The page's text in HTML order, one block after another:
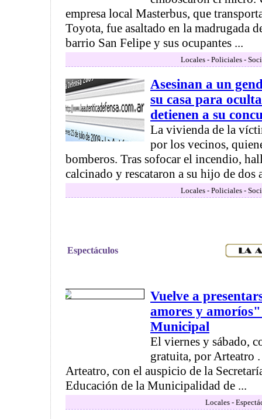
empresa local Masterbus, que
Toyota, fue asaltado en la madrugada
barrio San Felipe y sus ocupantes ...
Locales - Policiales -
Asesinan a un
su casa para
detienen a su
La vivienda de la
por los vecinos,
bomberos. Tras sofocar el incendio,
calcinado y rescataron a su hijo de dos
Locales - Policiales -
Espectáculos
Vuelve a
amores y
Municipal
El viernes y sábado,
gratuita, por Arteatro
Arteatro, con el auspicio de la
Educación de la Municipalidad de ...
Locales -